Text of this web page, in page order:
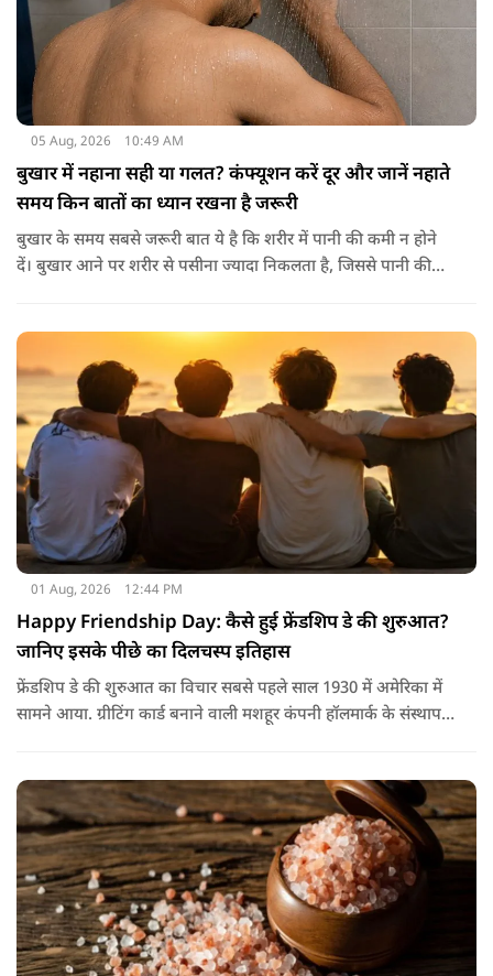
05 Aug, 2026 10:49 AM
बुखार में नहाना सही या गलत? कंफ्यूशन करें दूर और जानें नहाते
समय किन बातों का ध्यान रखना है जरूरी
बुखार के समय सबसे जरूरी बात ये है कि शरीर में पानी की कमी न होने
दें। बुखार आने पर शरीर से पसीना ज्यादा निकलता है, जिससे पानी की
होते हैं। खाने में हल्का और आसानी से पचने वाला भोजन जैसे खिचड़ी
और दलिया आदि लेना अच्छा माना जाता है।
01 Aug, 2026 12:44 PM
Happy Friendship Day: कैसे हुई फ्रेंडशिप डे की शुरुआत?
जानिए इसके पीछे का दिलचस्प इतिहास
फ्रेंडशिप डे की शुरुआत का विचार सबसे पहले साल 1930 में अमेरिका में
सामने आया. ग्रीटिंग कार्ड बनाने वाली मशहूर कंपनी हॉलमार्क के संस्थापक